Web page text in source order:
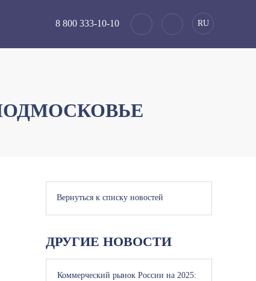
8 800 333-10-10 RU
Вернуться к списку новостей
ДРУГИЕ НОВОСТИ
Коммерческий рынок России на 2025: